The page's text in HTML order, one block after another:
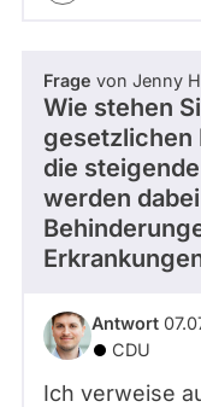
Frage von Jenny
Wie stehen
gesetzlichen
die
werden
Antwort
CDU
Ich verweise